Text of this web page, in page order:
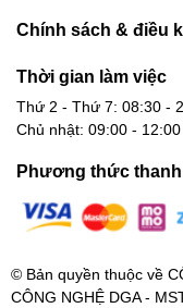
Chính sách & điều
Thời gian làm việc
Thứ 2 - Thứ 7: 08:30 -
Chủ nhật: 09:00 - 12:00
Phương thức
© Bản quyền thuộc về
CÔNG NGHỆ DGA -